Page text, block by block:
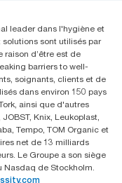
leader dans l'hygiène et
sont utilisés par
d’être est de
barriers to well-
soignants, clients et de
dans environ 150 pays
ainsi que d'autres
Knix, Leukoplast,
Tempo, TOM Organic et
net de 13 milliards
Le Groupe a son siège
Nasdaq de Stockholm.